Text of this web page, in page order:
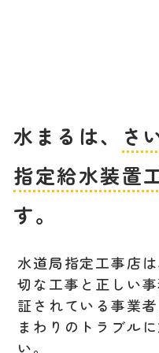
水まるは、
さ
指定給水装置
す。
水道局指定工事店
切な工事と正しい
証されている事業
まわりのトラブル
い。